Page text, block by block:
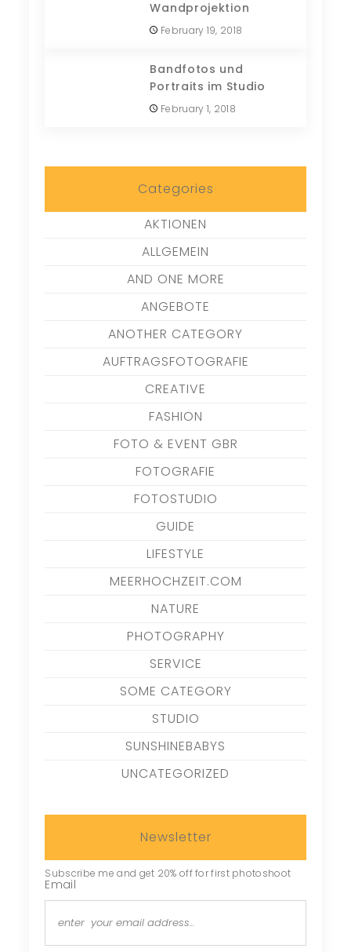
Wandprojektion
February 19, 2018
Bandfotos und
Portraits im Studio
February 1, 2018
Categories
AKTIONEN
ALLGEMEIN
AND ONE MORE
ANGEBOTE
ANOTHER CATEGORY
AUFTRAGSFOTOGRAFIE
CREATIVE
FASHION
FOTO & EVENT GBR
FOTOGRAFIE
FOTOSTUDIO
GUIDE
LIFESTYLE
MEERHOCHZEIT.COM
NATURE
PHOTOGRAPHY
SERVICE
SOME CATEGORY
STUDIO
SUNSHINEBABYS
UNCATEGORIZED
Newsletter
Subscribe me and get 20% off for first photoshoot
Email